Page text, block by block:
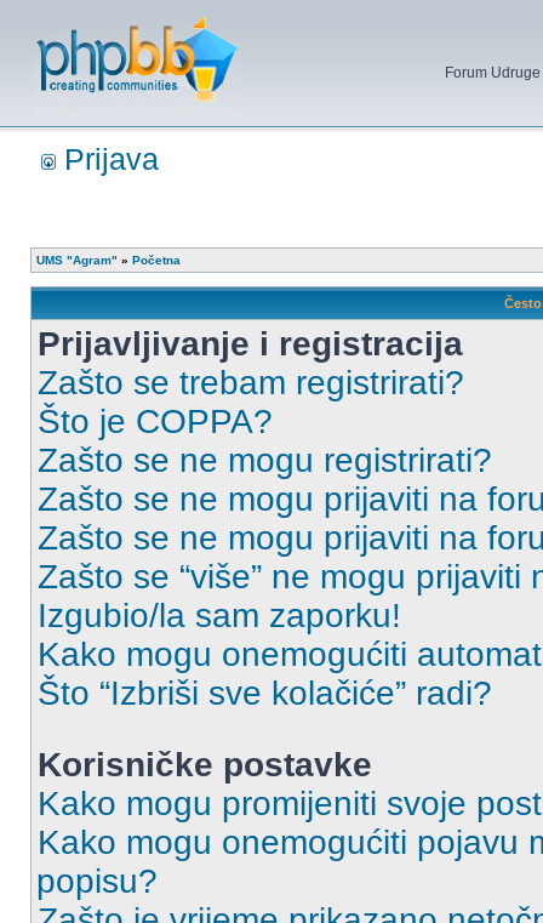
Forum
Prijava
UMS "Agram" » Početna
Prijavljivanje i registracija
Zašto se trebam registrirati?
Što je COPPA?
Zašto se ne mogu registrirati?
Zašto se ne mogu prijaviti na
Zašto se ne mogu prijaviti na
Zašto se “više” ne mogu prijaviti
Izgubio/la sam zaporku!
Kako mogu onemogućiti
Što “Izbriši sve kolačiće” radi?
Korisničke postavke
Kako mogu promijeniti svoje
Kako mogu onemogućiti pojavu
popisu?